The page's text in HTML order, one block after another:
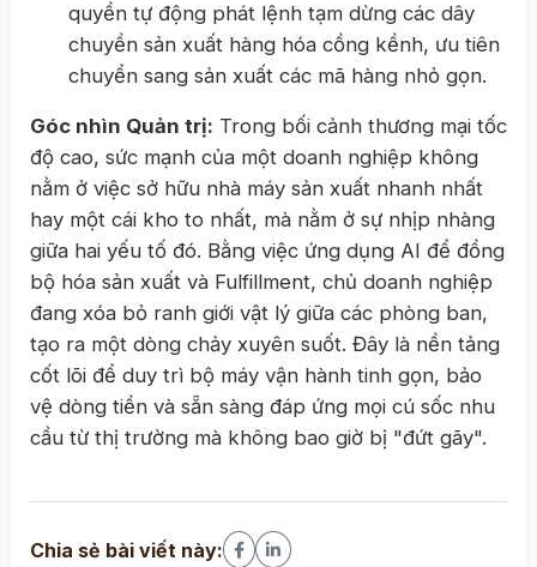
quyền tự động phát lệnh tạm dừng các dây
chuyền sản xuất hàng hóa cồng kềnh, ưu tiên
chuyển sang sản xuất các mã hàng nhỏ gọn.
Góc nhìn Quản trị: Trong bối cảnh thương mại tốc
độ cao, sức mạnh của một doanh nghiệp không
nằm ở việc sở hữu nhà máy sản xuất nhanh nhất
hay một cái kho to nhất, mà nằm ở sự nhịp nhàng
giữa hai yếu tố đó. Bằng việc ứng dụng AI để đồng
bộ hóa sản xuất và Fulfillment, chủ doanh nghiệp
đang xóa bỏ ranh giới vật lý giữa các phòng ban,
tạo ra một dòng chảy xuyên suốt. Đây là nền tảng
cốt lõi để duy trì bộ máy vận hành tinh gọn, bảo
vệ dòng tiền và sẵn sàng đáp ứng mọi cú sốc nhu
cầu từ thị trường mà không bao giờ bị "đứt gãy".
Chia sẻ bài viết này: